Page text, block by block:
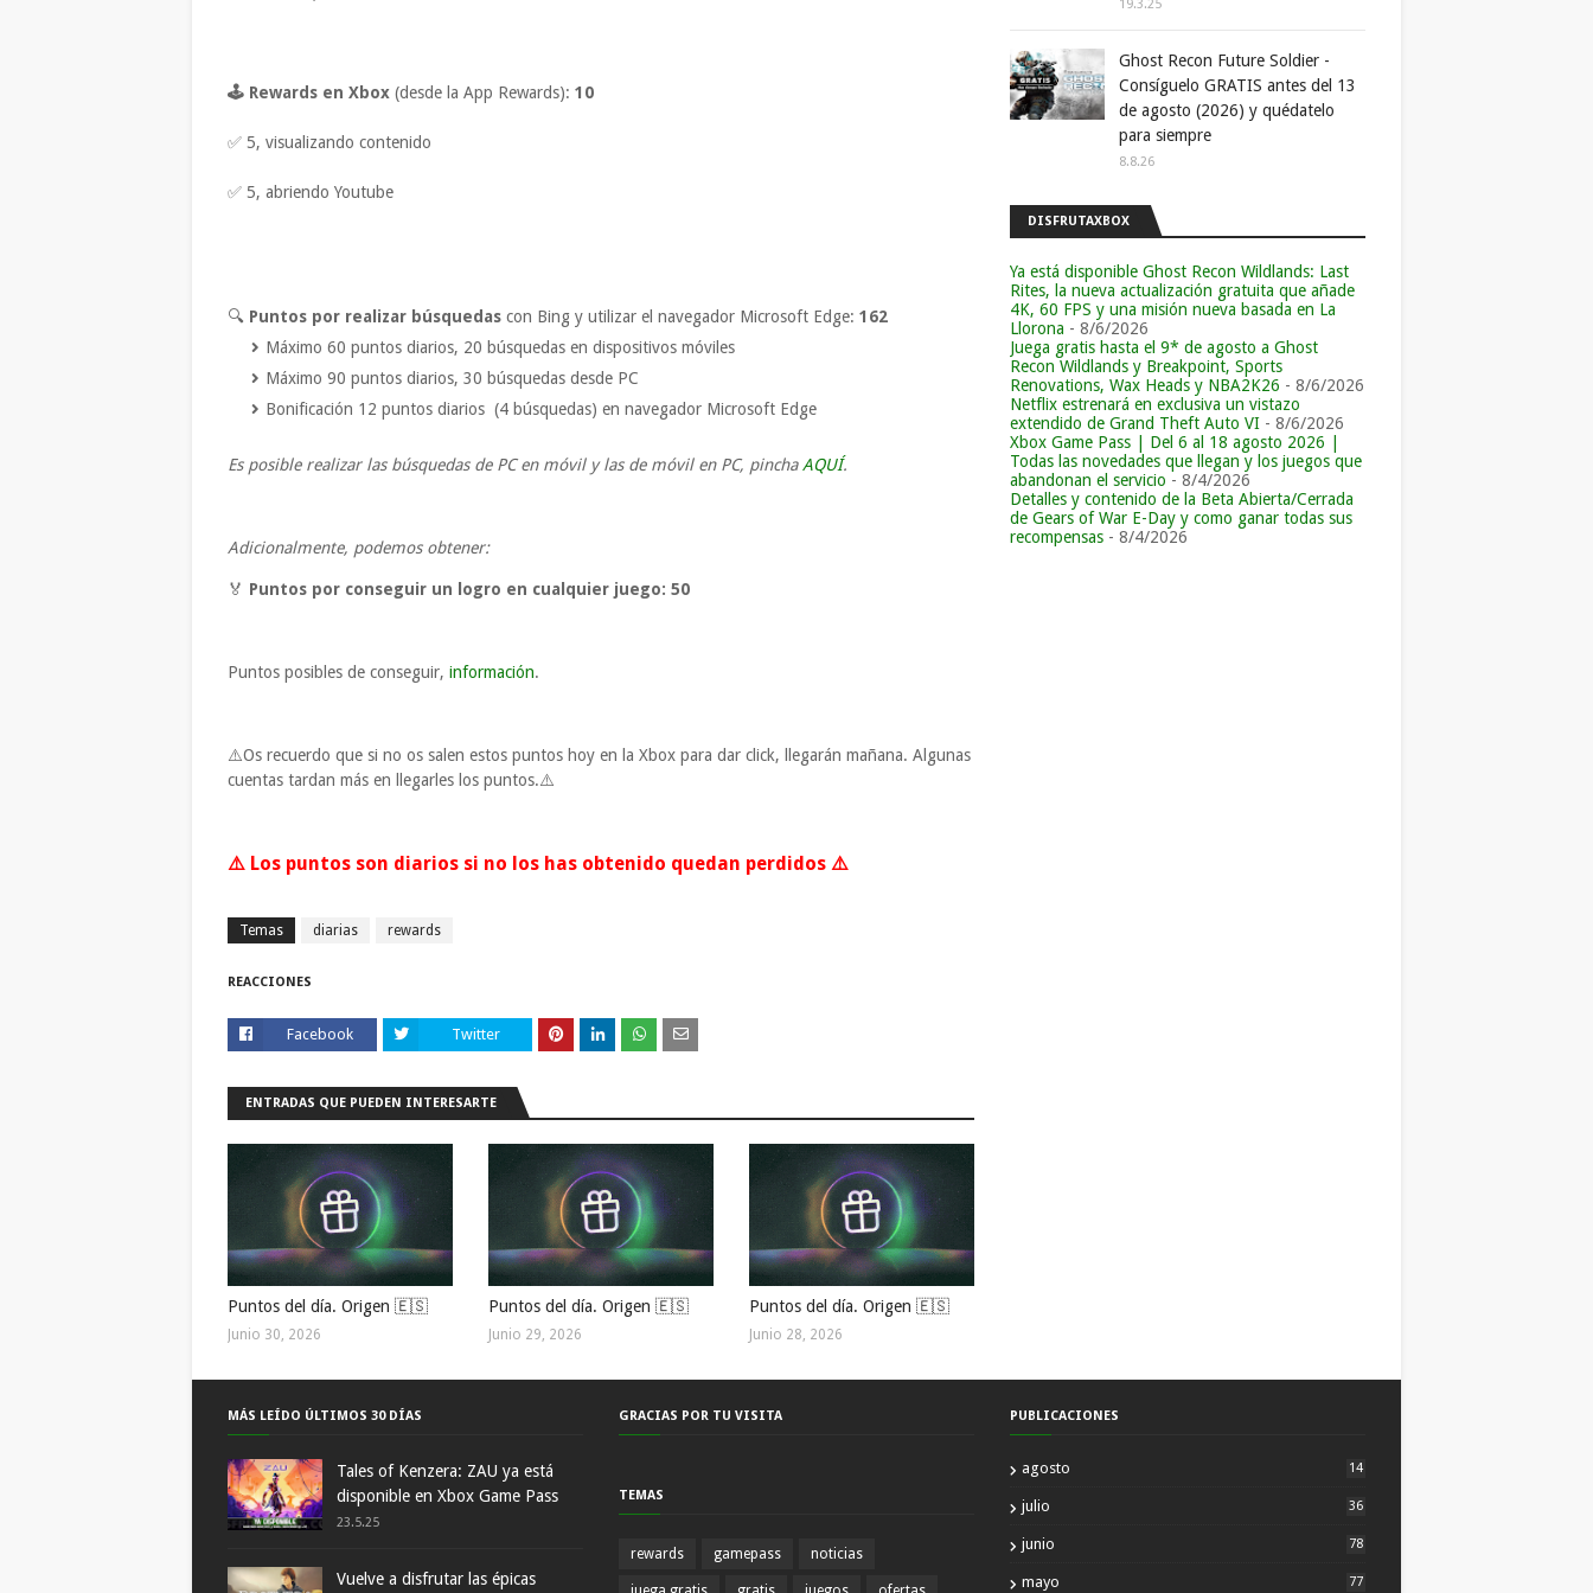
🕹 Rewards en Xbox (desde la App Rewards): 10
✅ 5, visualizando contenido
✅ 5, abriendo Youtube
🔍 Puntos por realizar búsquedas con Bing y utilizar el navegador Microsoft Edge: 162
Máximo 60 puntos diarios, 20 búsquedas en dispositivos móviles
Máximo 90 puntos diarios, 30 búsquedas desde PC
Bonificación 12 puntos diarios (4 búsquedas) en navegador Microsoft Edge
Es posible realizar las búsquedas de PC en móvil y las de móvil en PC, pinchaAQUÍ.
Adicionalmente, podemos obtener:
🏅 Puntos por conseguir un logro en cualquier juego: 50
Puntos posibles de conseguir, información.
⚠️Os recuerdo que si no os salen estos puntos hoy en la Xbox para dar click, llegarán mañana. Algunas
cuentas tardan más en llegarles los puntos.⚠️
⚠️ Los puntos son diarios si no los has obtenido quedan perdidos ⚠️
Temas diarias rewards
REACCIONES
Facebook Twitter
ENTRADAS QUE PUEDEN INTERESARTE
Puntos del día. Origen 🇪🇸
Junio 30, 2026
Puntos del día. Origen 🇪🇸
Junio 29, 2026
Puntos del día. Origen 🇪🇸
Junio 28, 2026
19.3.25
Ghost Recon Future Soldier -
Consíguelo GRATIS antes del 13
de agosto (2026) y quédatelo
para siempre
8.8.26
DISFRUTAXBOX
Ya está disponible Ghost Recon Wildlands: Last
Rites, la nueva actualización gratuita que añade
4K, 60 FPS y una misión nueva basada en La
Llorona - 8/6/2026
Juega gratis hasta el 9* de agosto a Ghost
Recon Wildlands y Breakpoint, Sports
Renovations, Wax Heads y NBA2K26 - 8/6/2026
Netflix estrenará en exclusiva un vistazo
extendido de Grand Theft Auto VI - 8/6/2026
Xbox Game Pass | Del 6 al 18 agosto 2026 |
Todas las novedades que llegan y los juegos que
abandonan el servicio - 8/4/2026
Detalles y contenido de la Beta Abierta/Cerrada
de Gears of War E-Day y como ganar todas sus
recompensas - 8/4/2026
MÁS LEÍDO ÚLTIMOS 30 DÍAS
Tales of Kenzera: ZAU ya está
disponible en Xbox Game Pass
23.5.25
Vuelve a disfrutar las épicas
GRACIAS POR TU VISITA
TEMAS
rewards gamepass noticias
PUBLICACIONES
agosto 14
julio 36
junio 78
mayo 77